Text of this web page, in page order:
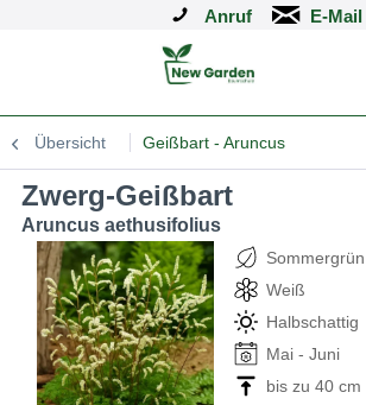
Anruf
Übersicht Geißbart - Aruncus
Zwerg-Geißbart
Aruncus aethusifolius
Sommergrün
Weiß
Halbschattig
Mai - Juni
bis zu 40 cm